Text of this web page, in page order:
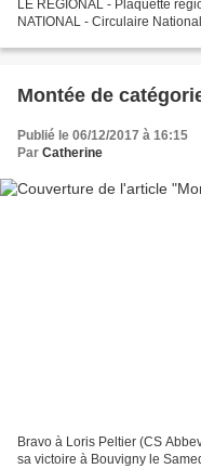
LE REGIONAL - Plaquette
NATIONAL - Circulaire
Montée de
Publié le 06/12/2017 à 16:15
Par Catherine
Bravo à Loris Peltier (CS
sa victoire à Bouvigny le